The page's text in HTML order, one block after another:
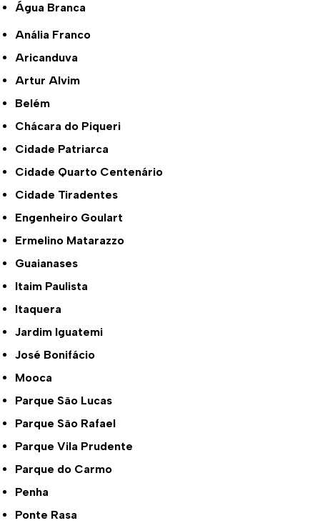
Água Branca
Anália Franco
Aricanduva
Artur Alvim
Belém
Chácara do Piqueri
Cidade Patriarca
Cidade Quarto Centenário
Cidade Tiradentes
Engenheiro Goulart
Ermelino Matarazzo
Guaianases
Itaim Paulista
Itaquera
Jardim Iguatemi
José Bonifácio
Mooca
Parque São Lucas
Parque São Rafael
Parque Vila Prudente
Parque do Carmo
Penha
Ponte Rasa